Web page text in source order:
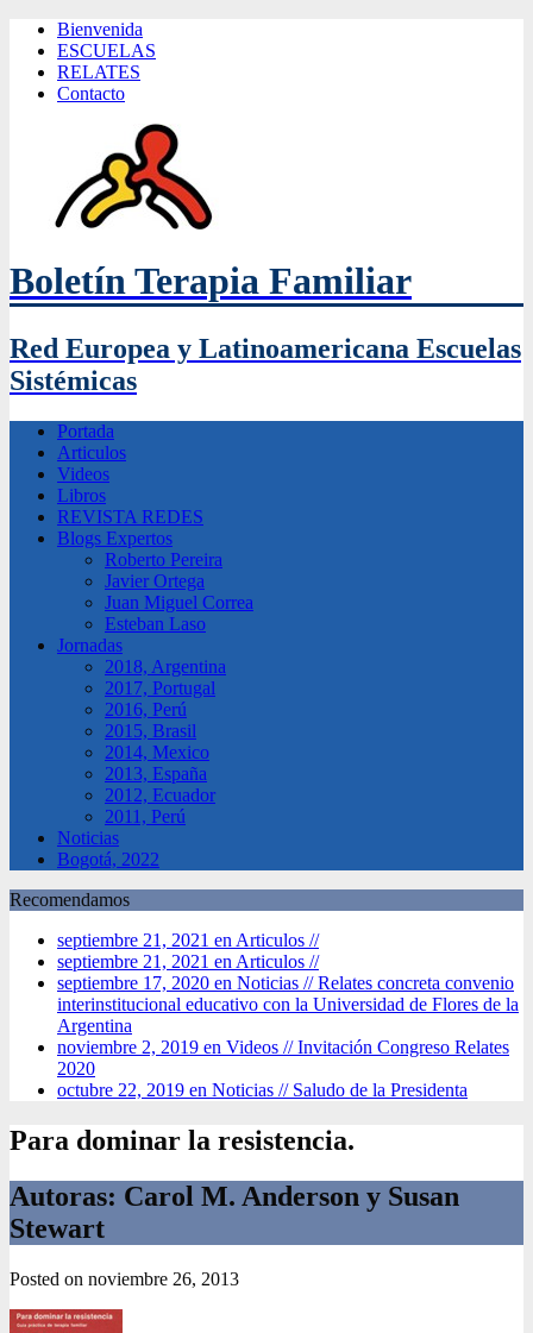
Bienvenida
ESCUELAS
RELATES
Contacto
Boletín Terapia Familiar
Red Europea y Latinoamericana Escuelas
Sistémicas
Portada
Articulos
Videos
Libros
REVISTA REDES
Blogs Expertos
Roberto Pereira
Javier Ortega
Juan Miguel Correa
Esteban Laso
Jornadas
2018, Argentina
2017, Portugal
2016, Perú
2015, Brasil
2014, Mexico
2013, España
2012, Ecuador
2011, Perú
Noticias
Bogotá, 2022
Recomendamos
septiembre 21, 2021 en Articulos //
septiembre 21, 2021 en Articulos //
septiembre 17, 2020 en Noticias //Relates concreta convenio
interinstitucional educativo con la Universidad de Flores de la
Argentina
noviembre 2, 2019 en Videos //Invitación Congreso Relates
2020
octubre 22, 2019 en Noticias // Saludo de la Presidenta
Para dominar la resistencia.
Autoras: Carol M. Anderson y Susan
Stewart
Posted on noviembre 26, 2013